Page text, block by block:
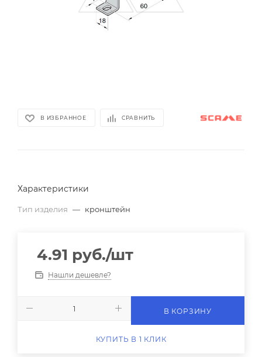
В ИЗБРАННОЕ СРАВНИТЬ
Характеристики
Тип изделия — кронштейн
4.91 руб./шт
Нашли дешевле?
В КОРЗИНУ
КУПИТЬ В 1 КЛИК